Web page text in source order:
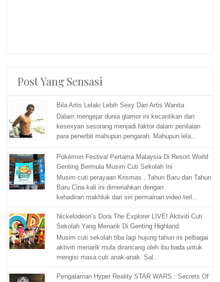
Post Yang Sensasi
Bila Artis Lelaki Lebih Sexy Dari Artis Wanita
Dalam mengejar dunia glamor ini kecantikan dan
kesexyan sesorang menjadi faktor dalam penilaian
para penerbit mahupun pengarah. Mahupun lela...
Pokémon Festival Pertama Malaysia Di Resort World
Genting Bermula Musim Cuti Sekolah Ini
Musim cuti perayaan Krismas , Tahun Baru dan Tahun
Baru Cina kali ini dimeriahkan dengan
kehadiran makhluk dari siri permainan video terl...
Nickelodeon’s Dora The Explorer LIVE! Aktiviti Cuti
Sekolah Yang Menarik Di Genting Highland
Musim cuti sekolah tiba lagi hujung tahun ini pelbagai
aktiviti menarik mula dirancang oleh ibu bada untuk
mengisi masa cuti anak-anak. Sal...
Pengalaman Hyper Reality STAR WARS : Secrets Of